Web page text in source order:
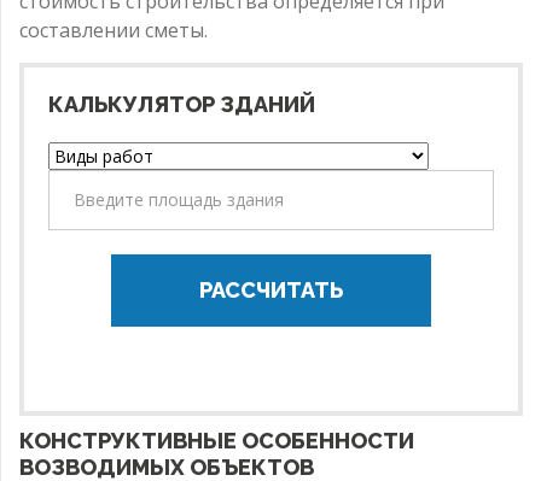
составлении сметы.
КАЛЬКУЛЯТОР ЗДАНИЙ
РАССЧИТАТЬ
КОНСТРУКТИВНЫЕ ОСОБЕННОСТИ
ВОЗВОДИМЫХ ОБЪЕКТОВ